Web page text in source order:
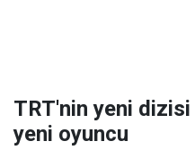
TRT'nin yeni dizisi
yeni oyuncu